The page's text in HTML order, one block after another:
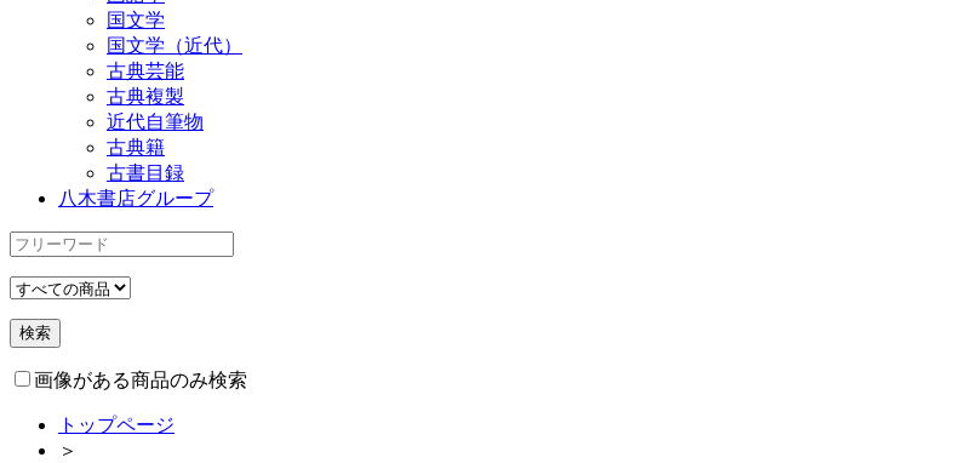
国文学
国文学（近代）
古典芸能
古典複製
近代自筆物
古典籍
古書目録
八木書店グループ
画像がある商品のみ検索
トップページ
＞